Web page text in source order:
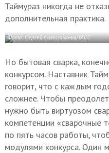
Таймураз никогда не
дополнительная практика.
Фото: Сергей Савостьянов/ТАСС
Но бытовая сварка,
конкурсом. Наставник
говорит, что с каждым
сложнее. Чтобы
нужно быть виртуозом
компетенции «сварочные
по пять часов работы,
модулями конкурса. Один